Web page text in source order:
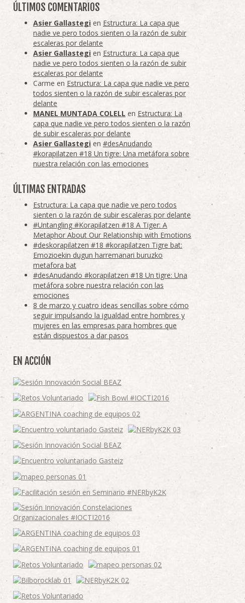
ÚLTIMOS COMENTARIOS
Asier Gallastegi en Estructura: La capa que
nadie ve pero todos sienten o la razón de subir
escaleras por delante
Asier Gallastegi en Estructura: La capa que
nadie ve pero todos sienten o la razón de subir
escaleras por delante
Carme en Estructura: La capa que nadie ve pero
todos sienten o la razón de subir escaleras por
delante
MANEL MUNTADA COLELL en Estructura: La
capa que nadie ve pero todos sienten o la razón
de subir escaleras por delante
Asier Gallastegi en #desAnudando
#korapilatzen #18 Un tigre: Una metáfora sobre
nuestra relación con las emociones
ÚLTIMAS ENTRADAS
Estructura: La capa que nadie ve pero todos
sienten o la razón de subir escaleras por delante
#Untangling #Korapilatzen #18 A Tiger: A
Metaphor About Our Relationship with Emotions
#deskorapilatzen #18 #korapilatzen Tigre bat:
Emozioekin dugun harremanari buruzko
metafora bat
#desAnudando #korapilatzen #18 Un tigre: Una
metáfora sobre nuestra relación con las
emociones
8 de marzo y cuatro ideas sencillas sobre cómo
seguir impulsando la igualdad entre hombres y
mujeres en las empresas para hombres que
están dispuestos a dar pasos
EN ACCIÓN